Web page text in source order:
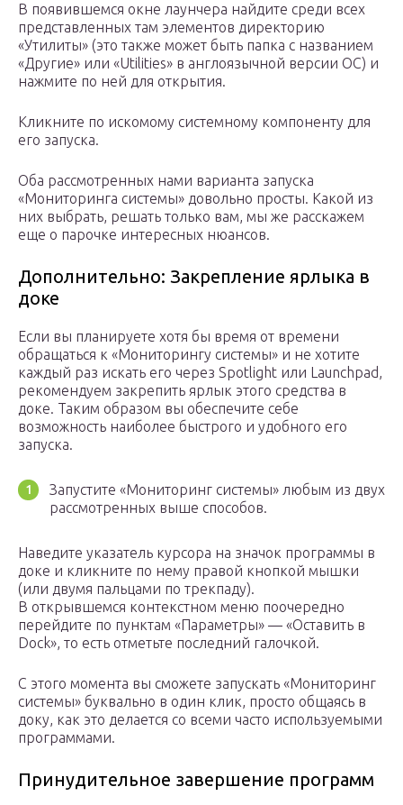
В появившемся окне лаунчера найдите среди всех
представленных там элементов директорию
«Утилиты» (это также может быть папка с названием
«Другие» или «Utilities» в англоязычной версии ОС) и
нажмите по ней для открытия.
Кликните по искомому системному компоненту для
его запуска.
Оба рассмотренных нами варианта запуска
«Мониторинга системы» довольно просты. Какой из
них выбрать, решать только вам, мы же расскажем
еще о парочке интересных нюансов.
Дополнительно: Закрепление ярлыка в
доке
Если вы планируете хотя бы время от времени
обращаться к «Мониторингу системы» и не хотите
каждый раз искать его через Spotlight или Launchpad,
рекомендуем закрепить ярлык этого средства в
доке. Таким образом вы обеспечите себе
возможность наиболее быстрого и удобного его
запуска.
Запустите «Мониторинг системы» любым из двух
рассмотренных выше способов.
Наведите указатель курсора на значок программы в
доке и кликните по нему правой кнопкой мышки
(или двумя пальцами по трекпаду).
В открывшемся контекстном меню поочередно
перейдите по пунктам «Параметры» — «Оставить в
Dock», то есть отметьте последний галочкой.
С этого момента вы сможете запускать «Мониторинг
системы» буквально в один клик, просто общаясь в
доку, как это делается со всеми часто используемыми
программами.
Принудительное завершение программ